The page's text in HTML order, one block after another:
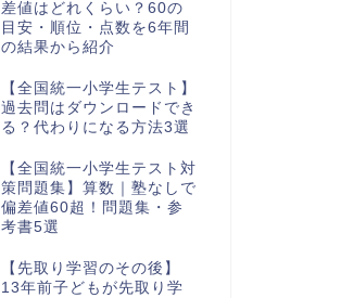
差値はどれくらい？60の
目安・順位・点数を6年間
の結果から紹介
【全国統一小学生テスト】
過去問はダウンロードでき
る？代わりになる方法3選
【全国統一小学生テスト対
策問題集】算数｜塾なしで
偏差値60超！問題集・参
考書5選
【先取り学習のその後】
13年前子どもが先取り学